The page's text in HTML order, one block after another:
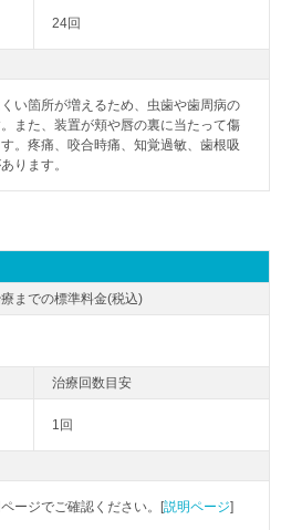
24回
い箇所が増えるため、虫歯や歯周病の
また、装置が頬や唇の裏に当たって傷
。疼痛、咬合時痛、知覚過敏、歯根吸
ります。
1回
ージでご確認ください。[説明ページ]